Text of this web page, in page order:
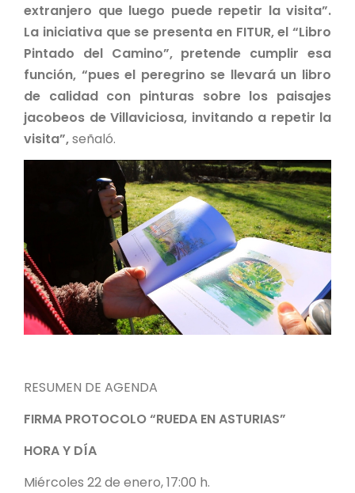
extranjero que luego puede repetir la visita”.
La iniciativa que se presenta en FITUR, el “Libro
Pintado del Camino”, pretende cumplir esa
función, “pues el peregrino se llevará un libro
de calidad con pinturas sobre los paisajes
jacobeos de Villaviciosa, invitando a repetir la
visita”,señaló.
RESUMEN DE AGENDA
FIRMA PROTOCOLO “RUEDA EN ASTURIAS”
HORA Y DÍA
Miércoles 22 de enero, 17:00 h.